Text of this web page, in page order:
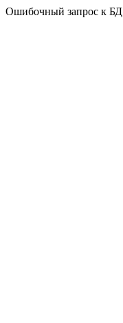
Ошибочный запрос к БД